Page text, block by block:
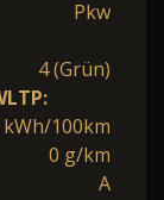
Pkw
4 (Grün)
kWh/100km
0 g/km
A